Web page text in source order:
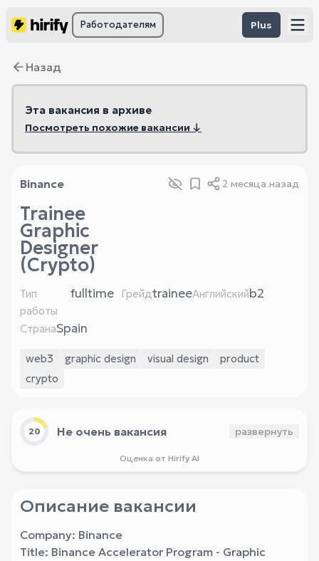
Работодателям Plus
Назад
Эта вакансия в архиве
Посмотреть похожие вакансии ↓
Binance 2 месяца назад
Trainee
Graphic
Designer
(Crypto)
Тип
работы
fulltime ГрейдtraineeАнглийскийb2
СтранаSpain
web3 graphic design visual design
product
crypto
20 Не очень вакансия развернуть
Оценка от Hirify AI
Описание вакансии
Company: Binance
Title: Binance Accelerator Program - Graphic